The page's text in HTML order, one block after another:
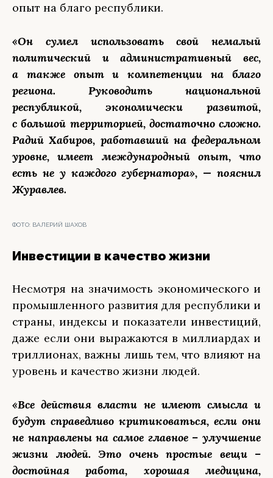
опыт на благо республики.
«Он сумел использовать свой немалый
политический и административный вес,
а также опыт и компетенции на благо
региона. Руководить национальной
республикой, экономически развитой,
с большой территорией, достаточно сложно.
Радий Хабиров, работавший на федеральном
уровне, имеет международный опыт, что
есть не у каждого губернатора», — пояснил
Журавлев.
ФОТО: ВАЛЕРИЙ ШАХОВ
Инвестиции в качество жизни
Несмотря на значимость экономического и
промышленного развития для республики и
страны, индексы и показатели инвестиций,
даже если они выражаются в миллиардах и
триллионах, важны лишь тем, что влияют на
уровень и качество жизни людей.
«Все действия власти не имеют смысла и
будут справедливо критиковаться, если они
не направлены на самое главное – улучшение
жизни людей. Это очень простые вещи –
достойная работа, хорошая медицина,